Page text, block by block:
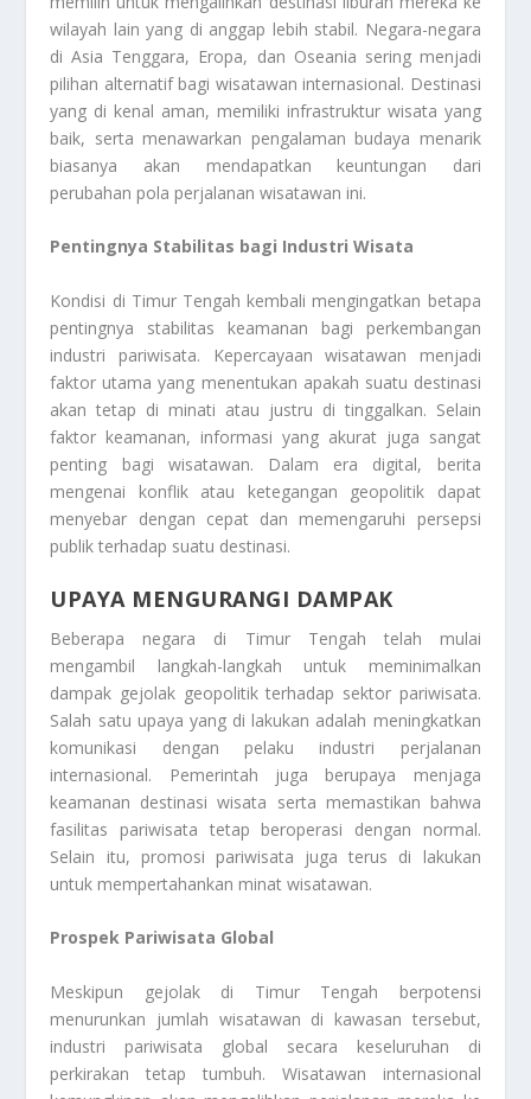
wilayah lain yang di anggap lebih stabil. Negara-negara
di Asia Tenggara, Eropa, dan Oseania sering menjadi
pilihan alternatif bagi wisatawan internasional. Destinasi
yang di kenal aman, memiliki infrastruktur wisata yang
baik, serta menawarkan pengalaman budaya menarik
biasanya akan mendapatkan keuntungan dari
perubahan pola perjalanan wisatawan ini.
Pentingnya Stabilitas bagi Industri Wisata
Kondisi di Timur Tengah kembali mengingatkan betapa
pentingnya stabilitas keamanan bagi perkembangan
industri pariwisata. Kepercayaan wisatawan menjadi
faktor utama yang menentukan apakah suatu destinasi
akan tetap di minati atau justru di tinggalkan. Selain
faktor keamanan, informasi yang akurat juga sangat
penting bagi wisatawan. Dalam era digital, berita
mengenai konflik atau ketegangan geopolitik dapat
menyebar dengan cepat dan memengaruhi persepsi
publik terhadap suatu destinasi.
UPAYA MENGURANGI DAMPAK
Beberapa negara di Timur Tengah telah mulai
mengambil langkah-langkah untuk meminimalkan
dampak gejolak geopolitik terhadap sektor pariwisata.
Salah satu upaya yang di lakukan adalah meningkatkan
komunikasi dengan pelaku industri perjalanan
internasional. Pemerintah juga berupaya menjaga
keamanan destinasi wisata serta memastikan bahwa
fasilitas pariwisata tetap beroperasi dengan normal.
Selain itu, promosi pariwisata juga terus di lakukan
untuk mempertahankan minat wisatawan.
Prospek Pariwisata Global
Meskipun gejolak di Timur Tengah berpotensi
menurunkan jumlah wisatawan di kawasan tersebut,
industri pariwisata global secara keseluruhan di
perkirakan tetap tumbuh. Wisatawan internasional